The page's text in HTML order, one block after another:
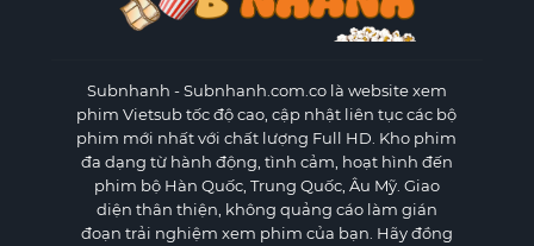
Subnhanh - Subnhanh.com.co là website xem
phim Vietsub tốc độ cao, cập nhật liên tục các bộ
phim mới nhất với chất lượng Full HD. Kho phim
đa dạng từ hành động, tình cảm, hoạt hình đến
phim bộ Hàn Quốc, Trung Quốc, Âu Mỹ. Giao
diện thân thiện, không quảng cáo làm gián
đoạn trải nghiệm xem phim của bạn. Hãy đồng